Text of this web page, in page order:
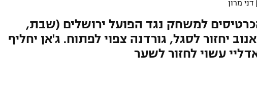
| דני מרון
למשחק נגד הפועל ירושלים (שבת,
סוליימאנוב יחזור לסגל, גורדנה צפוי לפתוח. ג'אן יחליף
עשוי לחזור לשער